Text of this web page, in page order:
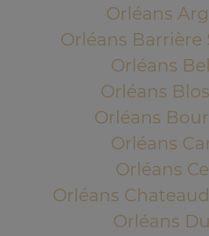
Orléans
Orléans Barrière
Orléans
Orléans
Orléans
Orléans
Orléans
Orléans
Orléans